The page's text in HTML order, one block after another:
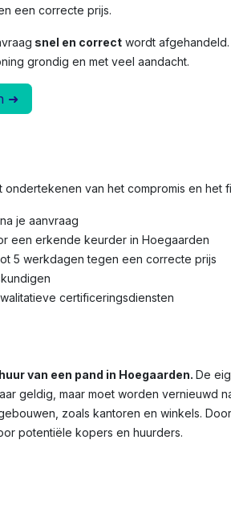
een correcte prijs.
snel en correct wordt
grondig en met veel aandacht.
➜
van het compromis en het
je aanvraag
een erkende keurder in Hoegaarden
5 werkdagen tegen een correcte prijs
certificeringsdiensten
van een pand in Hoegaarden. De
geldig, maar moet worden
zoals kantoren en winkels.
potentiële kopers en huurders.